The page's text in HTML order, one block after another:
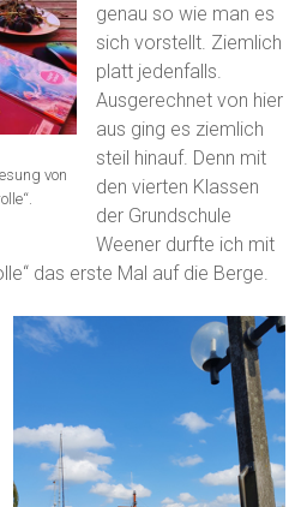
von
genau so wie man es
sich vorstellt. Ziemlich
platt jedenfalls.
Ausgerechnet von hier
aus ging es ziemlich
steil hinauf. Denn mit
den vierten Klassen
der Grundschule
Weener durfte ich mit
das erste Mal auf die Berge.